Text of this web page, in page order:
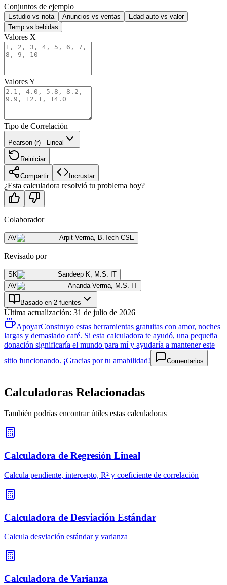
Conjuntos de ejemplo
Estudio vs nota Anuncios vs ventas
Edad auto vs valor
Temp vs bebidas
Valores X
Valores Y
Tipo de Correlación
Pearson (r) - Lineal
Reiniciar
Compartir Incrustar
¿Esta calculadora resolvió tu problema hoy?
Colaborador
AV Arpit Verma B.Tech CSE
Revisado por
SK Sandeep K
M.S. IT
AV
Ananda Verma M.S. IT
Basado en 2 fuentes
Última actualización: 31 de julio de 2026
ApoyarConstruyo estas herramientas gratuitas con amor, noches
largas y demasiado café. Si esta calculadora te ayudó, una pequeña
donación significaría el mundo para mí y ayudaría a mantener este
sitio funcionando. ¡Gracias por tu amabilidad!
Comentarios
Calculadoras Relacionadas
También podrías encontrar útiles estas calculadoras
Calculadora de Regresión Lineal
Calcula pendiente, intercepto, R² y coeficiente de correlación
Calculadora de Desviación Estándar
Calcula desviación estándar y varianza
Calculadora de Varianza